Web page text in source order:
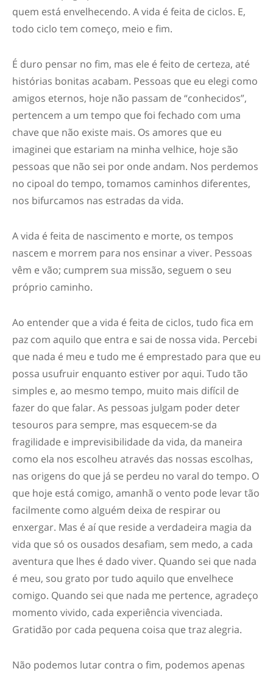
quem está envelhecendo. A vida é feita de ciclos. E,
todo ciclo tem começo, meio e fim.
É duro pensar no fim, mas ele é feito de certeza, até
histórias bonitas acabam. Pessoas que eu elegi como
amigos eternos, hoje não passam de “conhecidos”,
pertencem a um tempo que foi fechado com uma
chave que não existe mais. Os amores que eu
imaginei que estariam na minha velhice, hoje são
pessoas que não sei por onde andam. Nos perdemos
no cipoal do tempo, tomamos caminhos diferentes,
nos bifurcamos nas estradas da vida.
A vida é feita de nascimento e morte, os tempos
nascem e morrem para nos ensinar a viver. Pessoas
vêm e vão; cumprem sua missão, seguem o seu
próprio caminho.
Ao entender que a vida é feita de ciclos, tudo fica em
paz com aquilo que entra e sai de nossa vida. Percebi
que nada é meu e tudo me é emprestado para que eu
possa usufruir enquanto estiver por aqui. Tudo tão
simples e, ao mesmo tempo, muito mais difícil de
fazer do que falar. As pessoas julgam poder deter
tesouros para sempre, mas esquecem-se da
fragilidade e imprevisibilidade da vida, da maneira
como ela nos escolheu através das nossas escolhas,
nas origens do que já se perdeu no varal do tempo. O
que hoje está comigo, amanhã o vento pode levar tão
facilmente como alguém deixa de respirar ou
enxergar. Mas é aí que reside a verdadeira magia da
vida que só os ousados desafiam, sem medo, a cada
aventura que lhes é dado viver. Quando sei que nada
é meu, sou grato por tudo aquilo que envelhece
comigo. Quando sei que nada me pertence, agradeço
momento vivido, cada experiência vivenciada.
Gratidão por cada pequena coisa que traz alegria.
Não podemos lutar contra o fim, podemos apenas